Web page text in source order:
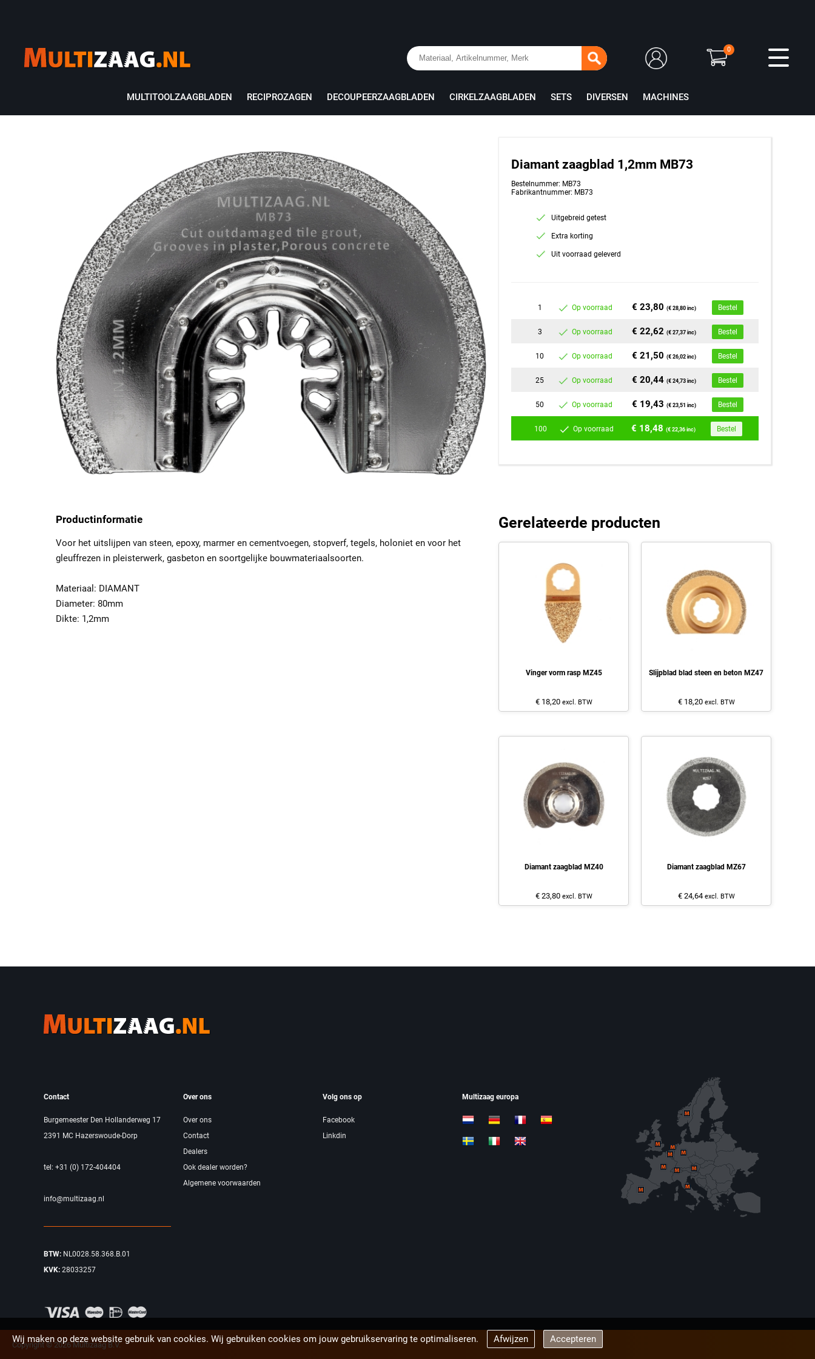
MULTITOOLZAAGBLADEN RECIPROZAGEN DECOUPEERZAAGBLADEN CIRKELZAAGBLADEN SETS DIVERSEN MACHINES
0
Diamant zaagblad 1,2mm MB73
Bestelnummer: MB73
Fabrikantnummer: MB73
Uitgebreid getest
Extra korting
Uit voorraad geleverd
1 Op voorraad € 23,80(€ 28,80 inc) Bestel
3 Op voorraad € 22,62(€ 27,37 inc) Bestel
10 Op voorraad € 21,50(€ 26,02 inc) Bestel
25 Op voorraad € 20,44(€ 24,73 inc) Bestel
50 Op voorraad € 19,43(€ 23,51 inc) Bestel
100 Op voorraad € 18,48(€ 22,36 inc) Bestel
Productinformatie
Voor het uitslijpen van steen, epoxy, marmer en cementvoegen, stopverf, tegels, holoniet en voor het
gleuffrezen in pleisterwerk, gasbeton en soortgelijke bouwmateriaalsoorten.
Materiaal: DIAMANT
Diameter: 80mm
Dikte: 1,2mm
Gerelateerde producten
Vinger vorm rasp MZ45
€ 18,20 excl. BTW
Slijpblad blad steen en beton MZ47
€ 18,20 excl. BTW
Diamant zaagblad MZ40
€ 23,80 excl. BTW
Diamant zaagblad MZ67
€ 24,64 excl. BTW
Contact
Burgemeester Den Hollanderweg 17
2391 MC Hazerswoude-Dorp
tel: +31 (0) 172-404404
info@multizaag.nl
BTW: NL0028.58.368.B.01
KVK: 28033257
Over ons
Over ons
Contact
Dealers
Ook dealer worden?
Algemene voorwaarden
Volg ons op
Facebook
Linkdin
Multizaag europa
Copyright © 2026 Multizaag B.V.
Wij maken op deze website gebruik van cookies. Wij gebruiken cookies om jouw gebruikservaring te optimaliseren. Afwijzen Accepteren